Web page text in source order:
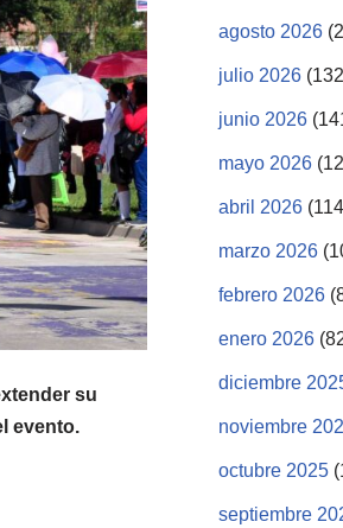
su
evento.
agosto 2026
julio 2026
junio 2026
mayo 2026
abril 2026
marzo 2026
febrero 2026
enero 2026
diciembre
noviembre
octubre 2025
septiembre